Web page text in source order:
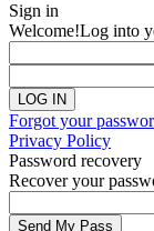
Sign in
Welcome!Log into
Forgot your
Privacy Policy
Password recovery
Recover your